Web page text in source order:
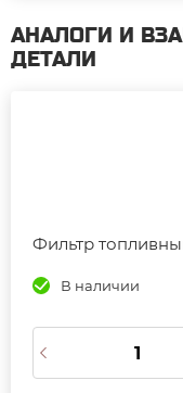
АНАЛОГИ И
ДЕТАЛИ
Фильтр
В наличии